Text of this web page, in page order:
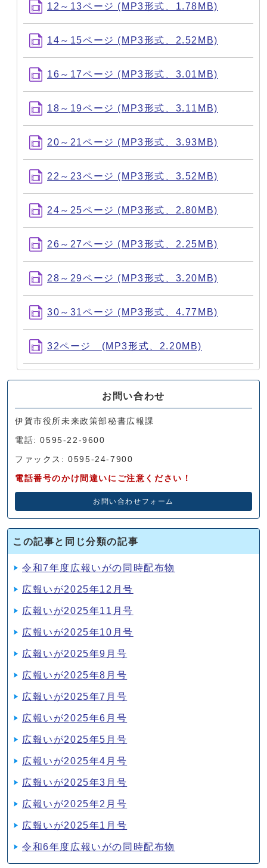
12～13ページ (MP3形式、1.78MB)
14～15ページ (MP3形式、2.52MB)
16～17ページ (MP3形式、3.01MB)
18～19ページ (MP3形式、3.11MB)
20～21ページ (MP3形式、3.93MB)
22～23ページ (MP3形式、3.52MB)
24～25ページ (MP3形式、2.80MB)
26～27ページ (MP3形式、2.25MB)
28～29ページ (MP3形式、3.20MB)
30～31ページ (MP3形式、4.77MB)
32ページ (MP3形式、2.20MB)
お問い合わせ
伊賀市役所未来政策部秘書広報課
電話: 0595-22-9600
ファックス: 0595-24-7900
電話番号のかけ間違いにご注意ください！
お問い合わせフォーム
この記事と同じ分類の記事
令和7年度広報いがの同時配布物
広報いが2025年12月号
広報いが2025年11月号
広報いが2025年10月号
広報いが2025年9月号
広報いが2025年8月号
広報いが2025年7月号
広報いが2025年6月号
広報いが2025年5月号
広報いが2025年4月号
広報いが2025年3月号
広報いが2025年2月号
広報いが2025年1月号
令和6年度広報いがの同時配布物